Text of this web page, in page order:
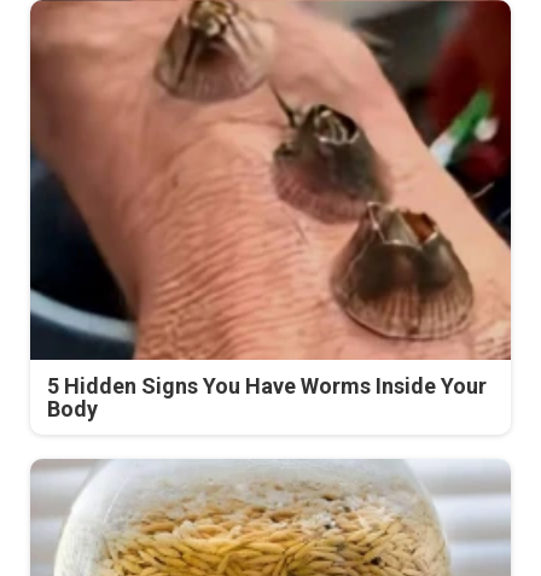
5 Hidden Signs You Have Worms Inside Your
Body